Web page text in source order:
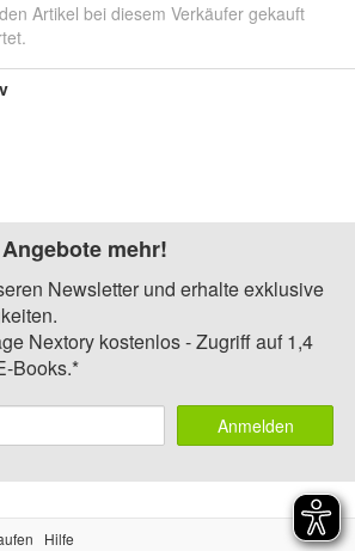
Artikel bei diesem Verkäufer gekauft
mehr!
Newsletter und erhalte exklusive
Nextory kostenlos - Zugriff auf 1,4
Books.*
Anmelden
Hilfe